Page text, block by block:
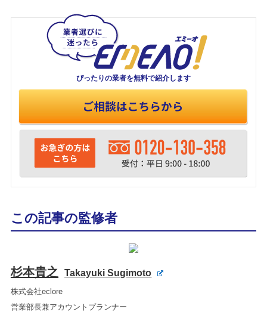
ぴったりの業者を無料で紹介します
この記事の監修者
杉本貴之 Takayuki Sugimoto
株式会社eclore
営業部長兼アカウントプランナー